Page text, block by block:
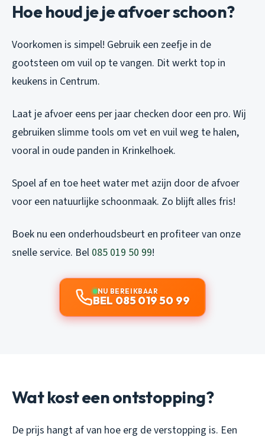
Hoe houd je je afvoer schoon?
Voorkomen is simpel! Gebruik een zeefje in de
gootsteen om vuil op te vangen. Dit werkt top in
keukens in Centrum.
Laat je afvoer eens per jaar checken door een pro. Wij
gebruiken slimme tools om vet en vuil weg te halen,
vooral in oude panden in Krinkelhoek.
Spoel af en toe heet water met azijn door de afvoer
voor een natuurlijke schoonmaak. Zo blijft alles fris!
Boek nu een onderhoudsbeurt en profiteer van onze
snelle service. Bel 085 019 50 99!
NU BEREIKBAAR
BEL 085 019 50 99
Wat kost een ontstopping?
De prijs hangt af van hoe erg de verstopping is. Een